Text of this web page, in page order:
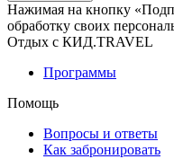
Нажимая на кнопку
обработку своих
Отдых с КИД.TRAVEL
Программы
Помощь
Вопросы и ответы
Как забронировать